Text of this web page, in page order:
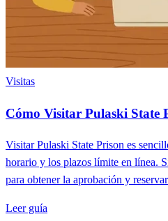
Visitas
Cómo Visitar Pulaski State
Visitar Pulaski State Prison es
horario y los plazos límite en línea.
para obtener la aprobación y
Leer guía